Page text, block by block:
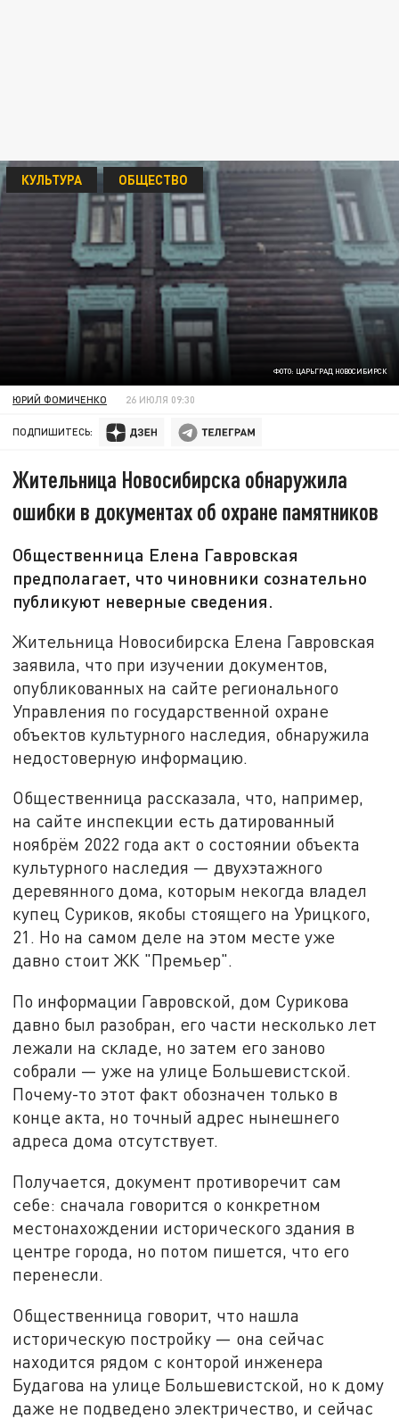
ФОТО: ЦАРЬГРАД НОВОСИБИРСК
КУЛЬТУРА ОБЩЕСТВО
ЮРИЙ ФОМИЧЕНКО 26 ИЮЛЯ 09:30
ПОДПИШИТЕСЬ:
Жительница Новосибирска обнаружила
ошибки в документах об охране памятников
Общественница Елена Гавровская
предполагает, что чиновники сознательно
публикуют неверные сведения.
Жительница Новосибирска Елена Гавровская
заявила, что при изучении документов,
опубликованных на сайте регионального
Управления по государственной охране
объектов культурного наследия, обнаружила
недостоверную информацию.
Общественница рассказала, что, например,
на сайте инспекции есть датированный
ноябрём 2022 года акт о состоянии объекта
культурного наследия — двухэтажного
деревянного дома, которым некогда владел
купец Суриков, якобы стоящего на Урицкого,
21. Но на самом деле на этом месте уже
давно стоит ЖК "Премьер".
По информации Гавровской, дом Сурикова
давно был разобран, его части несколько лет
лежали на складе, но затем его заново
собрали — уже на улице Большевистской.
Почему-то этот факт обозначен только в
конце акта, но точный адрес нынешнего
адреса дома отсутствует.
Получается, документ противоречит сам
себе: сначала говорится о конкретном
местонахождении исторического здания в
центре города, но потом пишется, что его
перенесли.
Общественница говорит, что нашла
историческую постройку — она сейчас
находится рядом с конторой инженера
Будагова на улице Большевистской, но к дому
даже не подведено электричество, и сейчас